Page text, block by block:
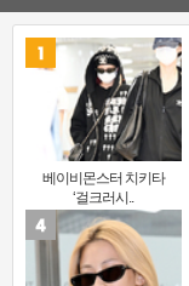
베이비몬스터 치키타
‘걸크러시..